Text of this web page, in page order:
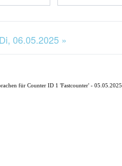
Di, 06.05.2025 »
für Counter ID 1 'Fastcounter' - 05.05.2025